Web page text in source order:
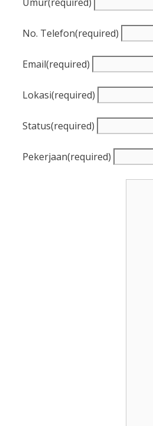
No. Telefon(required)
Email(required)
Lokasi(required)
Status(required)
Pekerjaan(required)